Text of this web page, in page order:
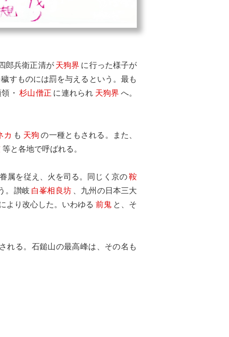
郎兵衛正清が 天狗界 に行った様子が
すものには罰を与えるという。最も
・ 杉山僧正 に連れられ 天狗界 へ。
カ も 天狗 の一種ともされる。また、
等と各地で呼ばれる。
属を従え、火を司る。同じく京の鞍
。讃岐 白峯相良坊
、九州の日本三大
より改心した。いわゆる 前鬼 と、そ
れる。石鎚山の最高峰は、その名も